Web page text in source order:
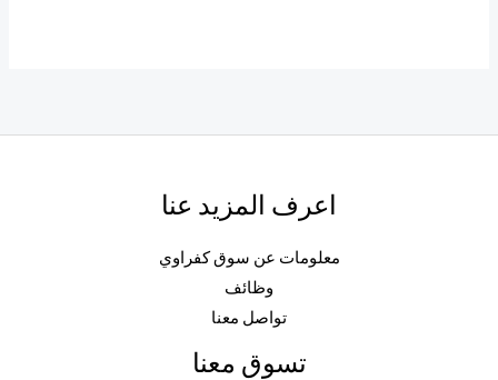
اعرف المزيد عنا
معلومات عن سوق كفراوي
وظائف
تواصل معنا
تسوق معنا